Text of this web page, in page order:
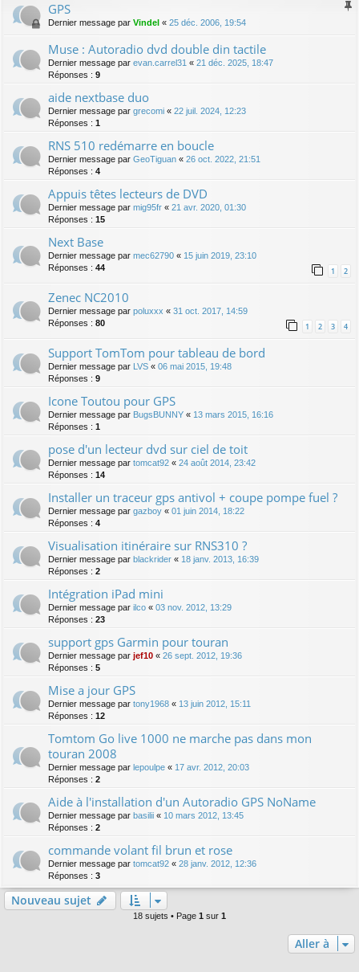
GPS
Dernier message par Vindel « 25 déc. 2006, 19:54
Muse : Autoradio dvd double din tactile
Dernier message par evan.carrel31 « 21 déc. 2025, 18:47
Réponses : 9
aide nextbase duo
Dernier message par grecomi « 22 juil. 2024, 12:23
Réponses : 1
RNS 510 redémarre en boucle
Dernier message par GeoTiguan « 26 oct. 2022, 21:51
Réponses : 4
Appuis têtes lecteurs de DVD
Dernier message par mig95fr « 21 avr. 2020, 01:30
Réponses : 15
Next Base
Dernier message par mec62790 « 15 juin 2019, 23:10
Réponses : 44 1 2
Zenec NC2010
Dernier message par poluxxx « 31 oct. 2017, 14:59
Réponses : 80 1 2 3 4
Support TomTom pour tableau de bord
Dernier message par LVS « 06 mai 2015, 19:48
Réponses : 9
Icone Toutou pour GPS
Dernier message par BugsBUNNY « 13 mars 2015, 16:16
Réponses : 1
pose d'un lecteur dvd sur ciel de toit
Dernier message par tomcat92 « 24 août 2014, 23:42
Réponses : 14
Installer un traceur gps antivol + coupe pompe fuel ?
Dernier message par gazboy « 01 juin 2014, 18:22
Réponses : 4
Visualisation itinéraire sur RNS310 ?
Dernier message par blackrider « 18 janv. 2013, 16:39
Réponses : 2
Intégration iPad mini
Dernier message par ilco « 03 nov. 2012, 13:29
Réponses : 23
support gps Garmin pour touran
Dernier message par jef10 « 26 sept. 2012, 19:36
Réponses : 5
Mise a jour GPS
Dernier message par tony1968 « 13 juin 2012, 15:11
Réponses : 12
Tomtom Go live 1000 ne marche pas dans mon
touran 2008
Dernier message par lepoulpe « 17 avr. 2012, 20:03
Réponses : 2
Aide à l'installation d'un Autoradio GPS NoName
Dernier message par basilii « 10 mars 2012, 13:45
Réponses : 2
commande volant fil brun et rose
Dernier message par tomcat92 « 28 janv. 2012, 12:36
Réponses : 3
Nouveau sujet
18 sujets • Page 1 sur 1
Aller à